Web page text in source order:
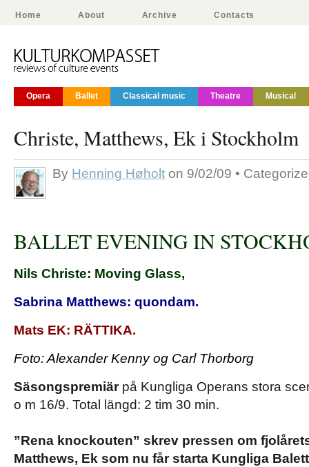
Home About Archive Contacts
Opera Ballet Classical music Theatre Musical
Christe, Matthews, Ek i Stockholm
By Henning Høholt on 9/02/09 •
BALLET EVENING IN
Nils Christe: Moving Glass,
Sabrina Matthews: quondam.
Mats EK: RÄTTIKA.
Foto: Alexander Kenny og Carl Thorborg
Säsongspremiär på Kungliga Operans stora
o m 16/9. Total längd: 2 tim 30 min.
”Rena knockouten” skrev pressen om
Matthews, Ek som nu får starta Kungliga